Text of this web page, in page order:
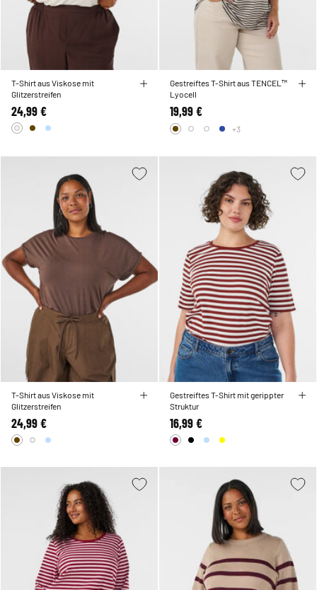
T-Shirt aus Viskose mit
Glitzerstreifen
24,99 €
Gestreiftes T-Shirt aus TENCEL™
Lyocell
19,99 €
+3
T-Shirt aus Viskose mit
Glitzerstreifen
24,99 €
Gestreiftes T-Shirt mit gerippter
Struktur
16,99 €